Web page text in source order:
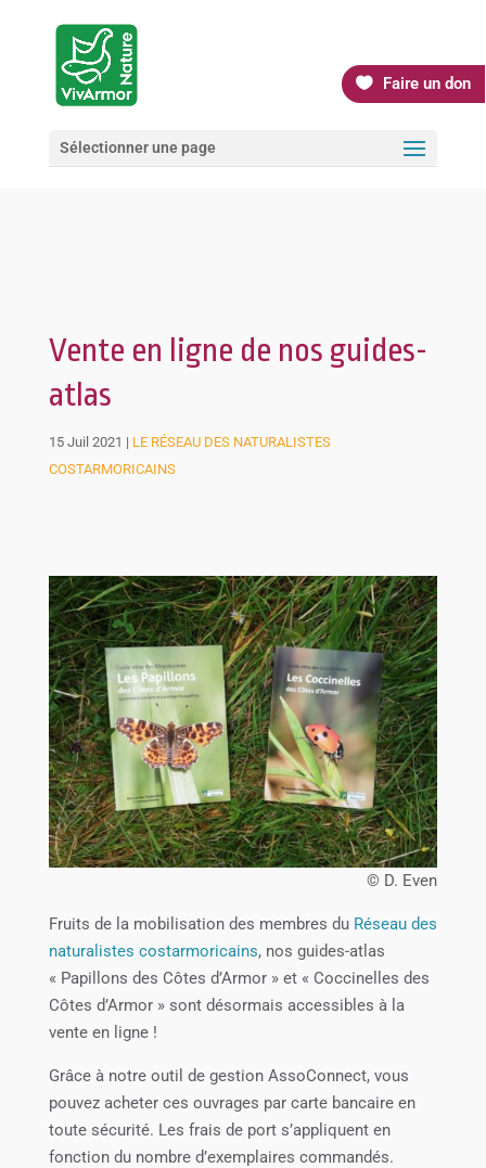
Faire un don
Sélectionner une page
Vente en ligne de nos guides-
atlas
15 Juil 2021 | LE RÉSEAU DES NATURALISTES
COSTARMORICAINS
© D. Even
Fruits de la mobilisation des membres du Réseau des
naturalistes costarmoricains, nos guides-atlas
« Papillons des Côtes d’Armor » et « Coccinelles des
Côtes d’Armor » sont désormais accessibles à la
vente en ligne !
Grâce à notre outil de gestion AssoConnect, vous
pouvez acheter ces ouvrages par carte bancaire en
toute sécurité. Les frais de port s’appliquent en
fonction du nombre d’exemplaires commandés.